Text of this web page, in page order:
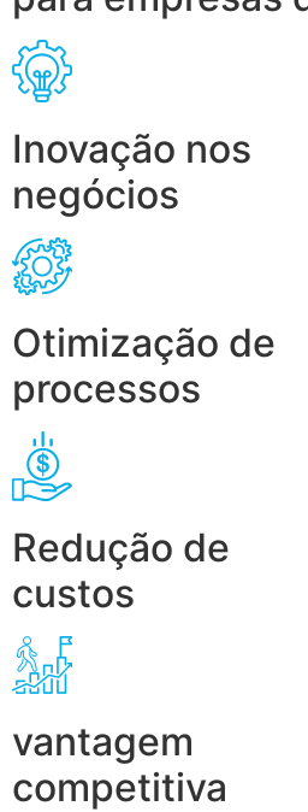
Inovação nos
negócios
Otimização de
processos
Redução de
custos
vantagem
competitiva